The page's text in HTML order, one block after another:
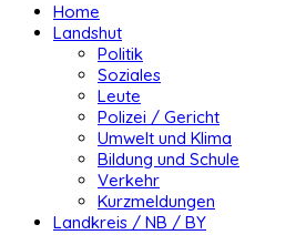
Home
Landshut
Politik
Soziales
Leute
Polizei / Gericht
Umwelt und Klima
Bildung und Schule
Verkehr
Kurzmeldungen
Landkreis / NB / BY